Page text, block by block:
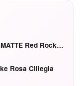
MAC M·A·CXIMAL SILKY MATTE Red Rock mat
Rosa Ciliegia